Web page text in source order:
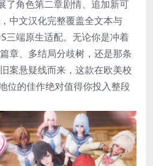
了角色第二章剧情、追加新可
中文汉化完整覆盖全文本与
三端原生适配。无论你是冲着
章、多结局分歧树，还是那条
案悬疑线而来，这款在欧美校
位的佳作绝对值得你投入整段